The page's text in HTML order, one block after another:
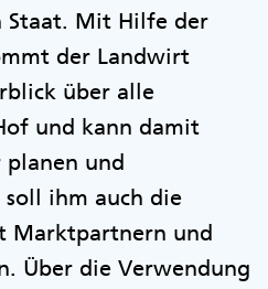
Staat. Mit Hilfe der
der Landwirt
über alle
und kann damit
und
ihm auch die
Marktpartnern und
Über die Verwendung